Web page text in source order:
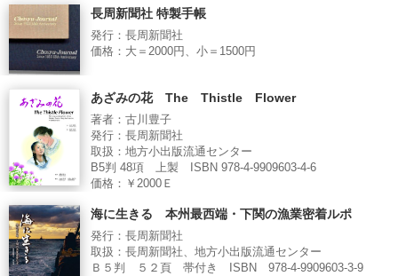
長周新聞社 特製手帳
発行：長周新聞社
価格：大＝2000円、小＝1500円
あざみの花 The Thistle Flower
著者：古川豊子
発行：長周新聞社
取扱：地方小出版流通センター
B5判 48項 上製 ISBN 978-4-9909603-4-6
価格：￥2000Ｅ
海に生きる 本州最西端・下関の漁業密着ルポ
発行：長周新聞社
取扱：長周新聞社、地方小出版流通センター
Ｂ５判 ５２頁 帯付き ISBN 978-4-9909603-3-9